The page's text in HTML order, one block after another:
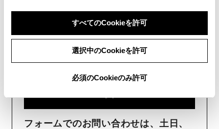
すべてのCookieを許可
選択中のCookieを許可
必須のCookieのみ許可
受付：24時間受付
ご購入・ご利用中のおクル
マ・その他のお問い合わせ・
フォームでのお問い合わせは、土日、